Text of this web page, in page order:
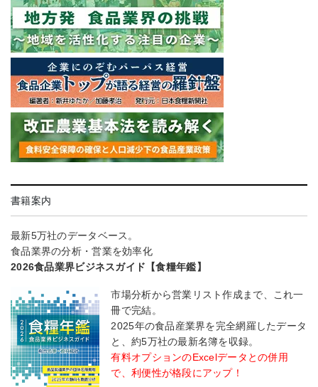
書籍案内
最新5万社のデータベース。
食品業界の分析・営業を効率化
2026食品業界ビジネスガイド【食糧年鑑】
市場分析から営業リスト作成まで、これ一
冊で完結。
2025年の食品産業界を完全網羅したデータ
と、約5万社の最新名簿を収録。
有料オプションのExcelデータとの併用
で、利便性が格段にアップ！